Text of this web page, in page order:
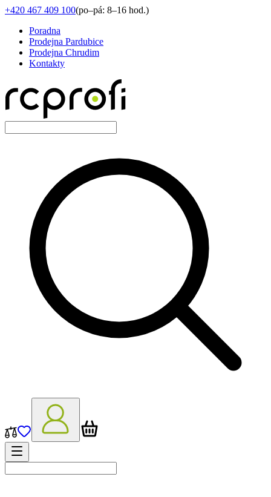
+420 467 409 100(po–pá: 8–16 hod.)
Poradna
Prodejna Pardubice
Prodejna Chrudim
Kontakty